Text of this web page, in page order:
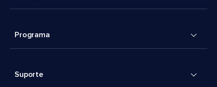
Programa
Suporte